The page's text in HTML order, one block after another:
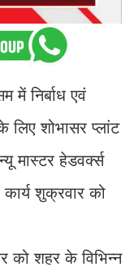
में निर्बाध एवं
शोभासर प्लांट
मास्टर हेडवर्क्स
शुक्रवार को
को शहर के विभिन्न